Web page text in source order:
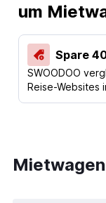
um
Spare
SWOODOO
Reise-Websites